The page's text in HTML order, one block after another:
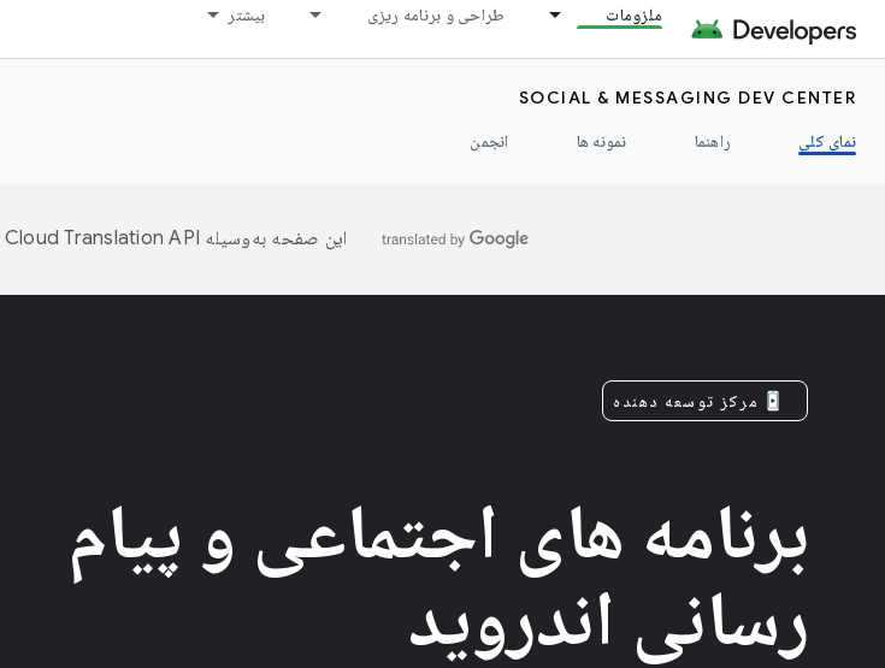
ملزومات طراحی و برنامه ریزی بیشتر
SOCIAL & MESSAGING DEV CENTER
نمای کلی
راهنما نمونه ها انجمن
این صفحه به‌وسیله
مرکز توسعه دهنده
برنامه های اجتماعی و پیام
رسانی اندروید